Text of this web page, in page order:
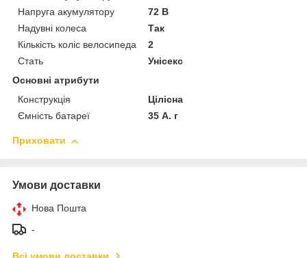
Напруга акумулятору
72 В
Надувні колеса
Так
Кількість коліс велосипеда
2
Стать
Унісекс
Основні атрибути
Конструкція
Цілісна
Ємність батареї
35 А. г
Приховати
Умови доставки
Нова Пошта
-